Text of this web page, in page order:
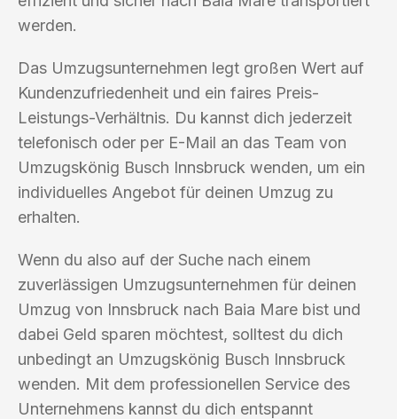
werden.
Das Umzugsunternehmen legt großen Wert auf
Kundenzufriedenheit und ein faires Preis-
Leistungs-Verhältnis. Du kannst dich jederzeit
telefonisch oder per E-Mail an das Team von
Umzugskönig Busch Innsbruck wenden, um ein
individuelles Angebot für deinen Umzug zu
erhalten.
Wenn du also auf der Suche nach einem
zuverlässigen Umzugsunternehmen für deinen
Umzug von Innsbruck nach Baia Mare bist und
dabei Geld sparen möchtest, solltest du dich
unbedingt an Umzugskönig Busch Innsbruck
wenden. Mit dem professionellen Service des
Unternehmens kannst du dich entspannt